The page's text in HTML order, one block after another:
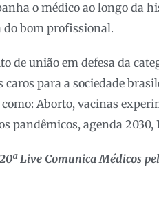
o médico ao longo da
do bom profissional.
de união em defesa da
caros para a sociedade
Aborto, vacinas
pandêmicos, agenda 2030,
Live Comunica Médicos